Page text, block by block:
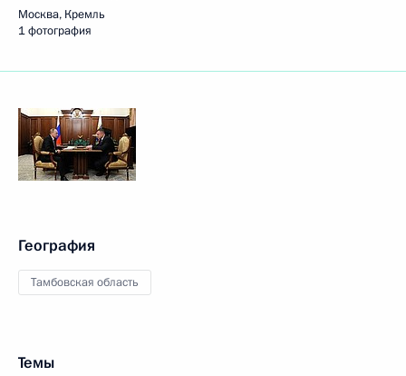
Москва, Кремль
1 фотография
География
Тамбовская область
Темы